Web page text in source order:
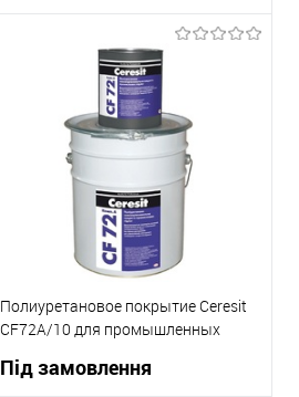
В корзину
Купити в 1 клік
порівняння
В вибране
В наявності
Полиуретановое покрытие Ceresit
CF72A/10 для промышленных
Під замовлення